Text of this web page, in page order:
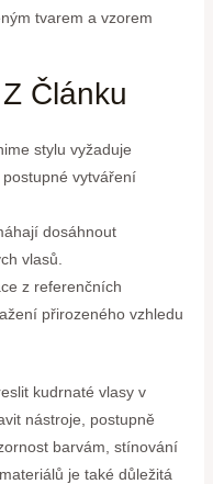
tvarem a vzorem
Článku
stylu vyžaduje
vytváření
dosáhnout
vlasů.
z referenčních
přirozeného vzhledu
kudrnaté vlasy v
nástroje, postupně
barvám, stínování
je také důležitá